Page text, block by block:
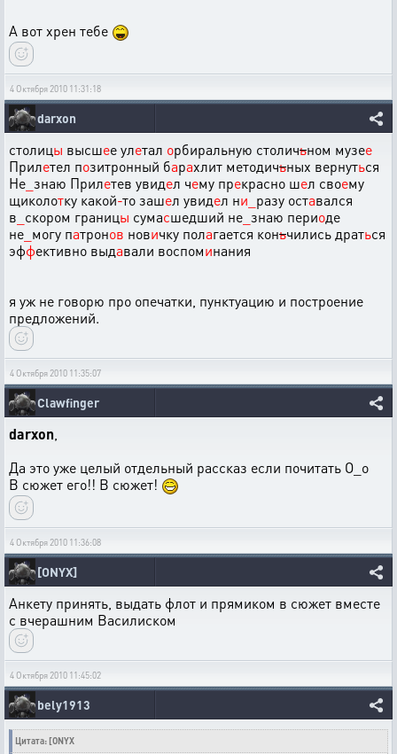
А вот хрен тебе
4 Октября 2010 11:31:18
darxon
столицы высшее улетал орбиральную столичьном музее
Прилетел позитронный барахлит методичьных вернуться
Не знаю Прилетев увидел чему прекрасно шел своему
щиколотку какой-то зашел увидел ни разу оставался
в скором границы сумасшедший не знаю периоде
не могу патронов новичку полагается коньчились драться
эффективно выдавали воспоминания
я уж не говорю про опечатки, пунктуацию и построение
предложений.
4 Октября 2010 11:35:07
Clawfinger
darxon
Да это уже целый отдельный рассказ если почитать О_о
В сюжет его!! В сюжет!
4 Октября 2010 11:36:08
[ONYX]
Анкету принять, выдать флот и прямиком в сюжет вместе
с вчерашним Василиском
4 Октября 2010 11:45:02
bely1913
Цитата: [ONYX